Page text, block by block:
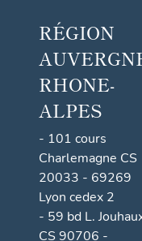
RÉGION
RHONE-
ALPES
- 101 cours
Charlemagne CS
20033 - 69269
Lyon cedex 2
- 59 bd L.
CS 90706 -